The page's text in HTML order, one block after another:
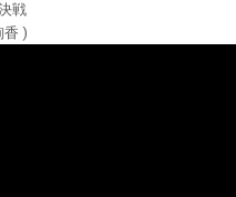
戦
香 )